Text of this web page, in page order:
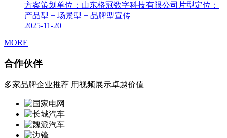
方案策划单位：山东格冠数字科技有限公司片型定位：
产品型 + 场景型 + 品牌型宣传
2025-11-20
MORE
合作伙伴
多家品牌企业推荐 用视频展示卓越价值